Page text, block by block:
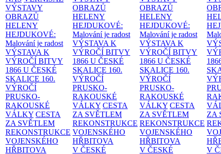
VÝSTAVY
OBRAZŮ
HELENY
HEJDUKOVÉ:
Malování je radost
VÝSTAVA K
VÝROČÍ BITVY
1866 U ČESKÉ
SKALICE 160.
VÝROČÍ
PRUSKO-
RAKOUSKÉ
VÁLKY CESTA
ZA SVĚTLEM
REKONSTRUKCE
VOJENSKÉHO
HŘBITOVA
OBRAZŮ
HELENY
HEJDUKOVÉ:
Malování je radost
VÝSTAVA K
VÝROČÍ BITVY
1866 U ČESKÉ
SKALICE 160.
VÝROČÍ
PRUSKO-
RAKOUSKÉ
VÁLKY CESTA
ZA SVĚTLEM
REKONSTRUKCE
VOJENSKÉHO
HŘBITOVA
V ČESKÉ
OBRAZŮ
HELENY
HEJDUKOVÉ:
Malování je radost
VÝSTAVA K
VÝROČÍ BITVY
1866 U ČESKÉ
SKALICE 160.
VÝROČÍ
PRUSKO-
RAKOUSKÉ
VÁLKY CESTA
ZA SVĚTLEM
REKONSTRUKCE
VOJENSKÉHO
HŘBITOVA
V ČESKÉ
ZA
V